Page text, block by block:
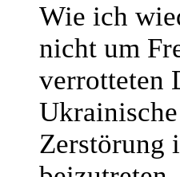
Wie ich
nicht um
verrotteten
Zerstörung